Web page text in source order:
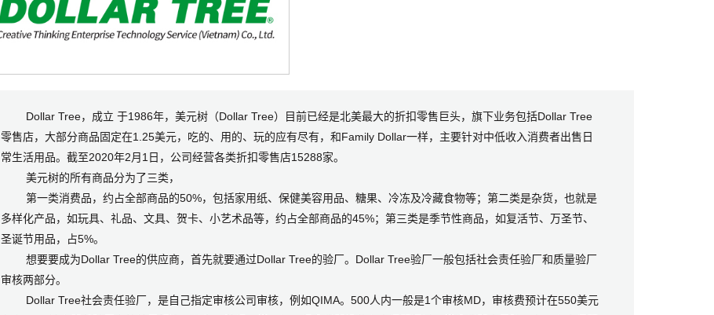
Dollar Tree，成立 于1986年，美元树（Dollar Tree）目前已经是北美最大的折扣零售巨头，旗下业务包括Dollar Tree
零售店，大部分商品固定在1.25美元，吃的、用的、玩的应有尽有，和Family Dollar一样，主要针对中低收入消费者出售日
常生活用品。截至2020年2月1日，公司经营各类折扣零售店15288家。
美元树的所有商品分为了三类，
第一类消费品，约占全部商品的50%，包括家用纸、保健美容用品、糖果、冷冻及冷藏食物等；第二类是杂货，也就是
多样化产品，如玩具、礼品、文具、贺卡、小艺术品等，约占全部商品的45%；第三类是季节性商品，如复活节、万圣节、
圣诞节用品，占5%。
想要要成为Dollar Tree的供应商，首先就要通过Dollar Tree的验厂。Dollar Tree验厂一般包括社会责任验厂和质量验厂
审核两部分。
Dollar Tree社会责任验厂，是自己指定审核公司审核，例如QIMA。500人内一般是1个审核MD，审核费预计在550美元